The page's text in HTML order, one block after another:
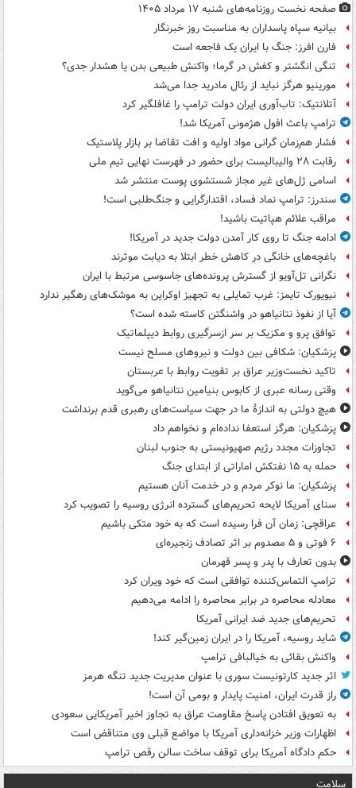
صفحه نخست روزنامه‌های شنبه ۱۷ مرداد ۱۴۰۵
بیانیه سپاه پاسداران به مناسبت روز خبرنگار
فارن افرز: جنگ با ایران یک فاجعه است
تنگی انگشتر و کفش در گرما؛ واکنش طبیعی بدن یا هشدار جدی؟
مورینیو هرگز نباید از رئال مادرید جدا می‌شد
آتلانتیک: تاب‌آوری ایران دولت ترامپ را غافلگیر کرد
ترامپ باعث افول هژمونی آمریکا شد!
فشار هم‌زمان گرانی مواد اولیه و افت تقاضا بر بازار پلاستیک
رقابت ۲۸ والیبالیست برای حضور در فهرست نهایی تیم ملی
اسامی ژل‌های غیر مجاز شستشوی پوست منتشر شد
سندرز: ترامپ نماد فساد، اقتدارگرایی و جنگ‌طلبی است!
مراقب علائم هپاتیت باشید!
ادامه جنگ تا روی کار آمدن دولت جدید در آمریکا!
باغچه‌های خانگی در کاهش خطر ابتلا به دیابت موثرند
نگرانی تل‌آویو از گسترش پرونده‌های جاسوسی مرتبط با ایران
نیویورک تایمز: غرب تمایلی به تجهیز اوکراین به موشک‌های رهگیر ندارد
آیا از نفوذ نتانیاهو در واشنگتن کاسته شده است؟
توافق پرو و مکزیک بر سر ازسرگیری روابط دیپلماتیک
پزشکیان: شکافی بین دولت و نیروهای مسلح نیست
تاکید نخست‌وزیر عراق بر تقویت روابط با عربستان
وقتی رسانه عبری از کابوس بنیامین نتانیاهو می‌گوید
هیچ دولتی به اندازۀ ما در جهت سیاست‌های رهبری قدم برنداشت
پزشکیان: هرگز استعفا نداده‌ام و نخواهم داد
تجاوزات مجدد رژیم صهیونیستی به جنوب لبنان
حمله به ۱۵ نفتکش‌ اماراتی از ابتدای جنگ
پزشکیان: ما نوکر مردم و در خدمت آنان هستیم
سنای آمریکا لایحه تحریم‌های گسترده انرژی روسیه را تصویب کرد
عراقچی: زمان آن فرا رسیده است که به خود متکی باشیم
۶ فوتی و ۵ مصدوم بر اثر تصادف زنجیره‌ای
بدون تعارف با پدر و پسر قهرمان
ترامپ التماس‌کننده توافقی است که خود ویران کرد
معادله محاصره در برابر محاصره را ادامه می‌دهیم
تحریم‌های جدید ضد ایرانی آمریکا
شاید روسیه، آمریکا را در ایران زمین‌گیر کند!
واکنش بقائی به خیالبافی ترامپ
اثر جدید کارتونیست سوری با عنوان مدیریت جدید تنگه هرمز
راز قدرت ایران، امنیت پایدار و بومی آن است!
به تعویق افتادن پاسخ مقاومت عراق به تجاوز اخیر آمریکایی سعودی
اظهارات وزیر خزانه‌داری آمریکا با مواضع قبلی وی متناقض است
حکم دادگاه آمریکا برای توقف ساخت سالن رقص ترامپ
سلامت